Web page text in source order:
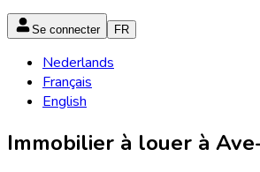
Se connecter FR
Nederlands
Français
English
Immobilier à louer à